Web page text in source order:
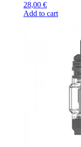
28,00 €
Add to cart